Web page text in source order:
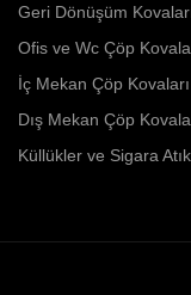
Geri Dönüşüm
Ofis ve Wc Çöp
İç Mekan Çöp Kovaları
Dış Mekan Çöp
Küllükler ve Sigara